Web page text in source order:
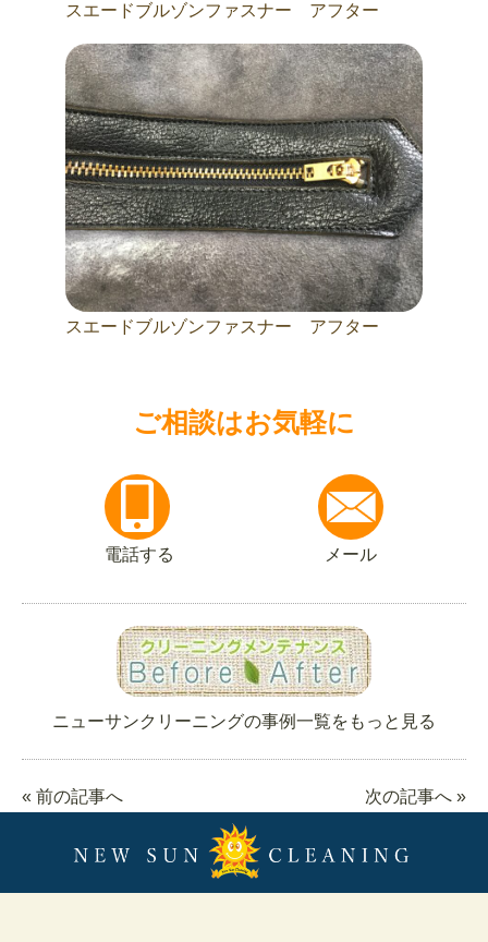
スエードブルゾンファスナー アフター
スエードブルゾンファスナー アフター
ご相談はお気軽に
電話する メール
ニューサンクリーニングの事例一覧をもっと見る
« 前の記事へ 次の記事へ »